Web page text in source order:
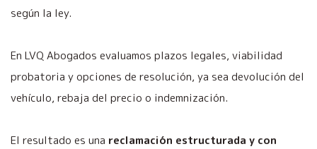
según la ley.
En LVQ Abogados evaluamos plazos legales, viabilidad
probatoria y opciones de resolución, ya sea devolución del
vehículo, rebaja del precio o indemnización.
El resultado es una reclamación estructurada y con